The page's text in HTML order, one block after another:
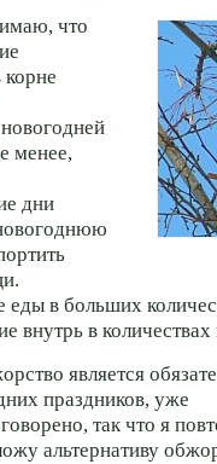
что
менее,
дни
еды в больших
внутрь в
является
праздников, уже
, так что я
альтернативу